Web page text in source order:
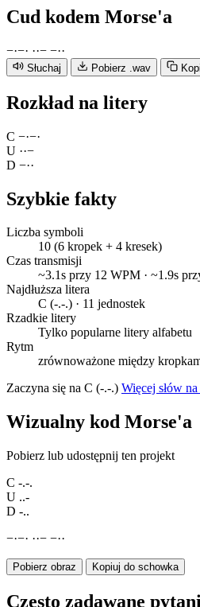
Cud kodem Morse'a
−·−· ··− −··
Słuchaj Pobierz .wav
Rozkład na litery
C −·−·
U ··−
D −··
Szybkie fakty
Liczba symboli
10 (6 kropek + 4 kresek)
Czas transmisji
~3.1s przy 12 WPM · ~1.9s
Najdłuższa litera
C (-.-.) · 11 jednostek
Rzadkie litery
Tylko popularne litery alfabetu
Rytm
zrównoważone między
Zaczyna się na C (-.-.) Więcej słów
Wizualny kod Morse'a
Pobierz lub udostępnij ten projekt
C -.-.
U ..-
D -..
−·−· ··− −··
Pobierz obraz Kopiuj do schowka
Często zadawane